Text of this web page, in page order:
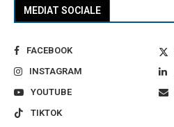
MEDIAT SOCIALE
FACEBOOK
INSTAGRAM
YOUTUBE
TIKTOK